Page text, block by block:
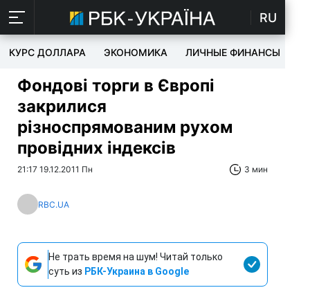
RU
КУРС ДОЛЛАРА ЭКОНОМИКА ЛИЧНЫЕ ФИНАНСЫ
Фондові торги в Європі
закрилися
різноспрямованим рухом
провідних індексів
21:17 19.12.2011 Пн 3 мин
RBC.UA
Не трать время на шум! Читай только
суть из РБК-Украина в Google